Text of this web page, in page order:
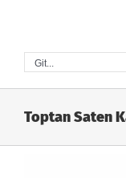
Git...
Toptan Saten